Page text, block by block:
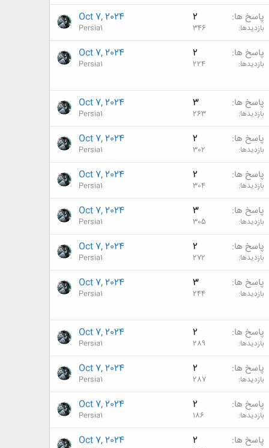
پاسخ ها 2
بازدیدها 346
Oct 7, 2024
Persia1
پاسخ ها 2
بازدیدها 224
Oct 7, 2024
Persia1
پاسخ ها 3
بازدیدها 263
Oct 7, 2024
Persia1
پاسخ ها 2
بازدیدها 302
Oct 7, 2024
Persia1
پاسخ ها 2
بازدیدها 304
Oct 7, 2024
Persia1
پاسخ ها 3
بازدیدها 305
Oct 7, 2024
Persia1
پاسخ ها 2
بازدیدها 272
Oct 7, 2024
Persia1
پاسخ ها 3
بازدیدها 244
Oct 7, 2024
Persia1
پاسخ ها 2
بازدیدها 289
Oct 7, 2024
Persia1
پاسخ ها 2
بازدیدها 287
Oct 7, 2024
Persia1
پاسخ ها 2
بازدیدها 186
Oct 7, 2024
Persia1
پاسخ ها 2
Oct 7, 2024